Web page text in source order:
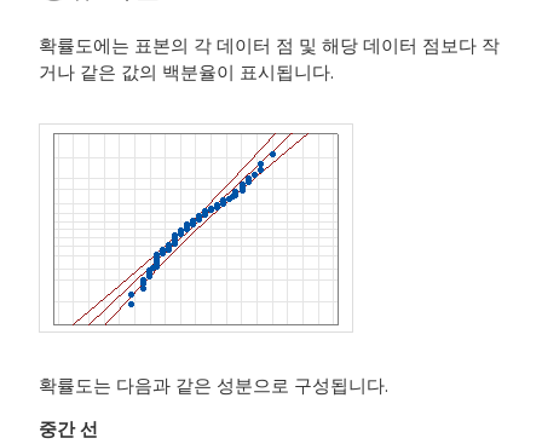
확률도에는 표본의 각 데이터 점 및 해당 데이터 점보다 작
거나 같은 값의 백분율이 표시됩니다.
확률도는 다음과 같은 성분으로 구성됩니다.
중간 선